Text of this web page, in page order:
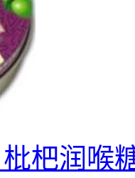
杷润喉